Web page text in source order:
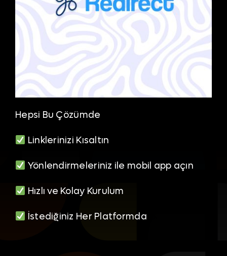
Hepsi Bu Çözümde
Linklerinizi Kısaltın
Yönlendirmeleriniz ile mobil app açın
Hızlı ve Kolay Kurulum
İstediğiniz Her Platformda